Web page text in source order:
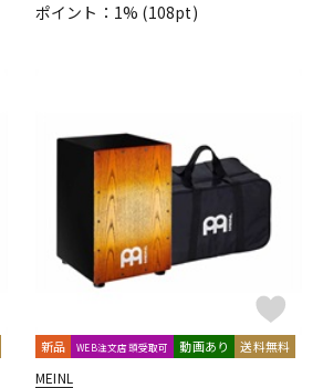
ポイント：1% (108pt)
新品 WEB注文店頭受取可 動画あり 送料無料
MEINL